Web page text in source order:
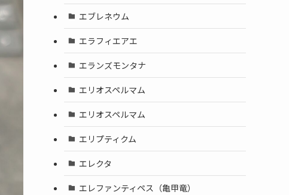
エブレネウム
エラフィエアエ
エランズモンタナ
エリオスペルマム
エリオスペルマム
エリプティクム
エレクタ
エレファンティペス（亀甲竜）